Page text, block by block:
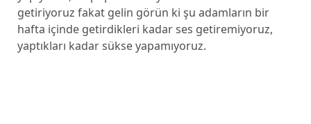
getiriyoruz fakat gelin görün ki şu adamların bir
hafta içinde getirdikleri kadar ses getiremiyoruz,
yaptıkları kadar sükse yapamıyoruz.